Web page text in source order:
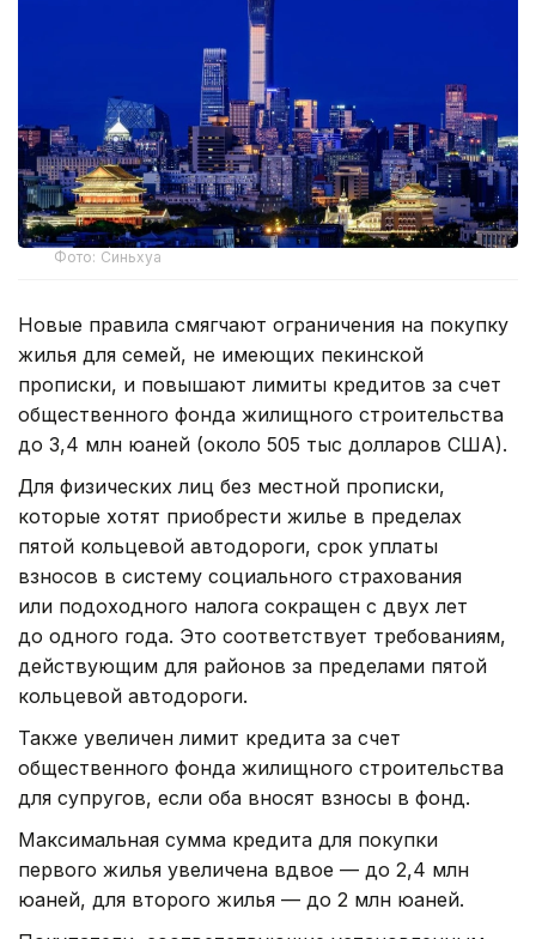
Фото: Синьхуа
Новые правила смягчают ограничения на покупку
жилья для семей, не имеющих пекинской
прописки, и повышают лимиты кредитов за счет
общественного фонда жилищного строительства
до 3,4 млн юаней (около 505 тыс долларов США).
Для физических лиц без местной прописки,
которые хотят приобрести жилье в пределах
пятой кольцевой автодороги, срок уплаты
взносов в систему социального страхования
или подоходного налога сокращен с двух лет
до одного года. Это соответствует требованиям,
действующим для районов за пределами пятой
кольцевой автодороги.
Также увеличен лимит кредита за счет
общественного фонда жилищного строительства
для супругов, если оба вносят взносы в фонд.
Максимальная сумма кредита для покупки
первого жилья увеличена вдвое — до 2,4 млн
юаней, для второго жилья — до 2 млн юаней.